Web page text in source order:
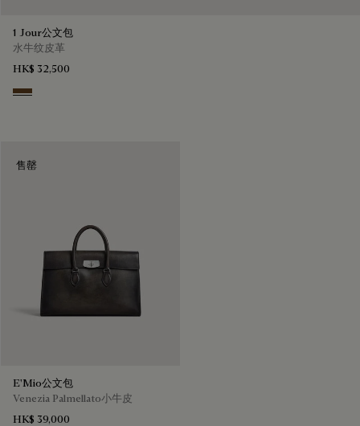
1 Jour公文包
水牛纹皮革
HK$ 32,500
Dark Brown
售罄
E'Mio公文包
Venezia Palmellato小牛皮
HK$ 39,000